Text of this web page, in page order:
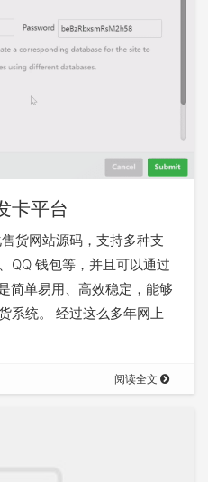
卡平台
货网站源码，支持多种支
QQ 钱包等，并且可以通过
简单易用、高效稳定，能够
系统。 经过这么多年网上
阅读全文